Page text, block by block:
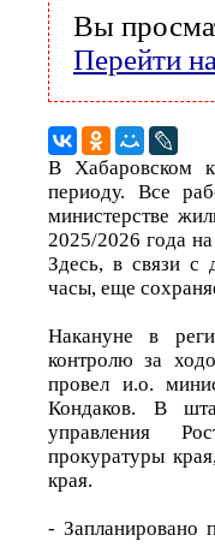
Вы
Перейти
В Хабаровском
периоду. Все
министерстве
2025/2026 года
Здесь, в связи с
часы, еще
Накануне в
контролю за
провел и.о.
Кондаков. В
управления
прокуратуры
края.
- Запланировано